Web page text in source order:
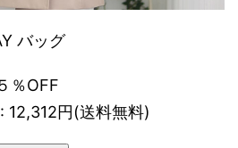
バッグ
％OFF
12,312円(送料無料)